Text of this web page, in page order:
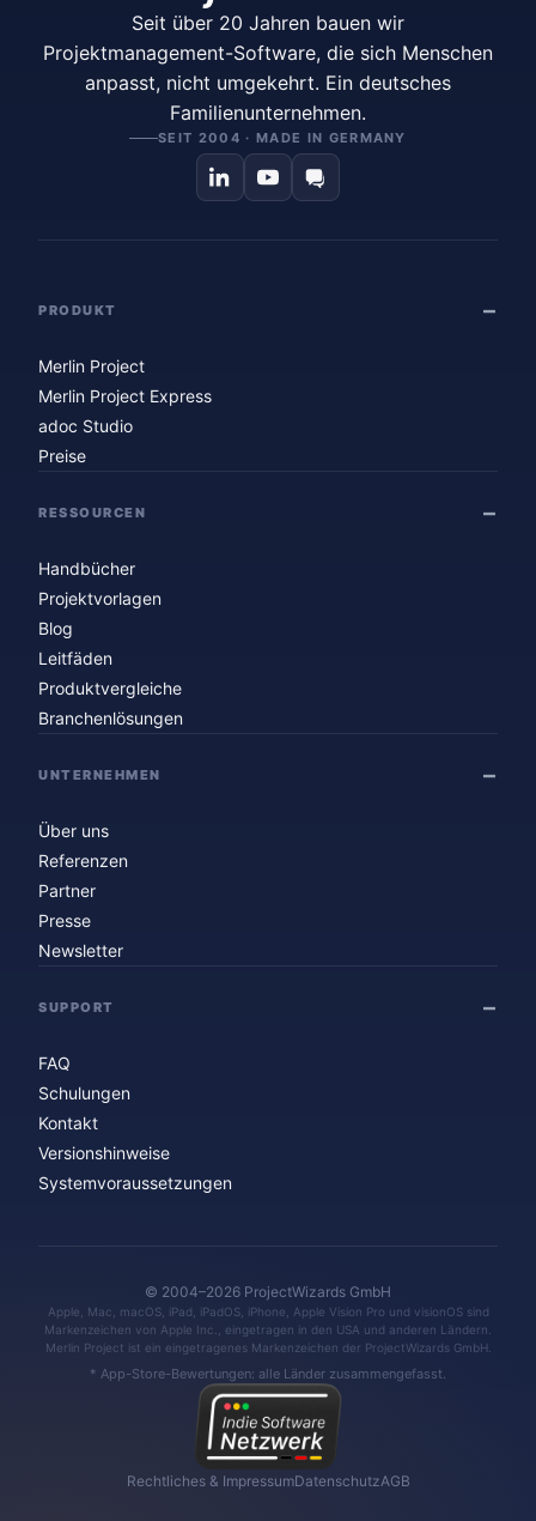
Seit über 20 Jahren bauen wir
Projektmanagement-Software, die sich Menschen
anpasst, nicht umgekehrt. Ein deutsches
Familienunternehmen.
SEIT 2004 · MADE IN GERMANY
PRODUKT
Merlin Project
Merlin Project Express
adoc Studio
Preise
RESSOURCEN
Handbücher
Projektvorlagen
Blog
Leitfäden
Produktvergleiche
Branchenlösungen
UNTERNEHMEN
Über uns
Referenzen
Partner
Presse
Newsletter
SUPPORT
FAQ
Schulungen
Kontakt
Versionshinweise
Systemvoraussetzungen
© 2004–2026 ProjectWizards GmbH
Apple, Mac, macOS, iPad, iPadOS, iPhone, Apple Vision Pro und visionOS sind
Markenzeichen von Apple Inc., eingetragen in den USA und anderen Ländern.
Merlin Project ist ein eingetragenes Markenzeichen der ProjectWizards GmbH.
* App-Store-Bewertungen: alle Länder zusammengefasst.
Rechtliches & ImpressumDatenschutzAGB